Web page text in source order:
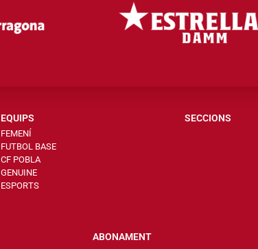
EQUIPS
FEMENÍ
FUTBOL BASE
CF POBLA
GENUINE
ESPORTS
SECCIONS
ABONAMENT